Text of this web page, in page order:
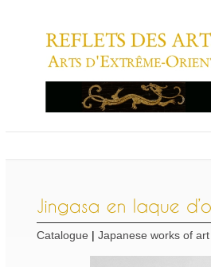
Catalogue |Japanese works of art